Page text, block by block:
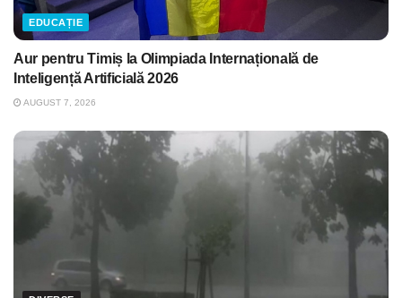
EDUCAȚIE
Aur pentru Timiș la Olimpiada Internațională de
Inteligență Artificială 2026
AUGUST 7, 2026